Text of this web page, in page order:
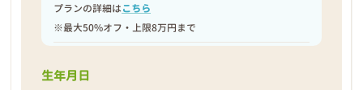
プランの詳細はこちら
※最大50%オフ・上限8万円まで
生年月日